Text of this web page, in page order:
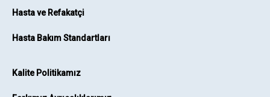
Hasta ve Refakatçi
Hasta Bakım Standartları
Kalite Politikamız